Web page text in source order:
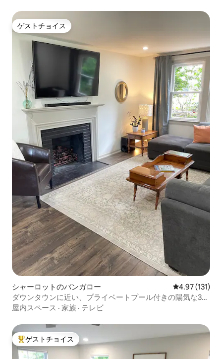
ゲストチョイス
ゲストチョイス
シャーロットのバンガロー レビュー131
4.97 (131)
ダウンタウンに近い、プライベートプール付きの陽気な3ベ
ッドルームバンガロー
屋内スペース · 家族 · テレビ
大好評のゲストチョイスです。
ゲストチョイス